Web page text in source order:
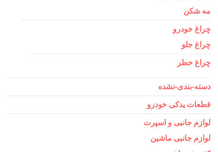
مه شکن
چراغ خودرو
چراغ جلو
چراغ خطر
دسته-بندی-نشده
قطعات یدکی خودرو
لوازم جانبی و اسپرت
لوازم جانبی ماشین